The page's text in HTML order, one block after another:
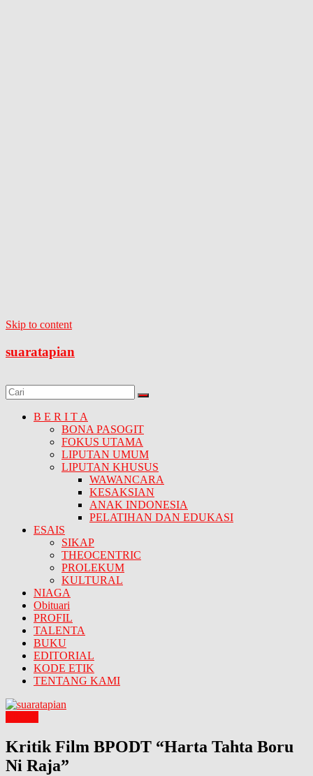
Skip to content
suaratapian
B E R I T A
BONA PASOGIT
FOKUS UTAMA
LIPUTAN UMUM
LIPUTAN KHUSUS
WAWANCARA
KESAKSIAN
ANAK INDONESIA
PELATIHAN DAN EDUKASI
ESAIS
SIKAP
THEOCENTRIC
PROLEKUM
KULTURAL
NIAGA
Obituari
PROFIL
TALENTA
BUKU
EDITORIAL
KODE ETIK
TENTANG KAMI
Kritik Film BPODT “Harta Tahta Boru
Ni Raja”